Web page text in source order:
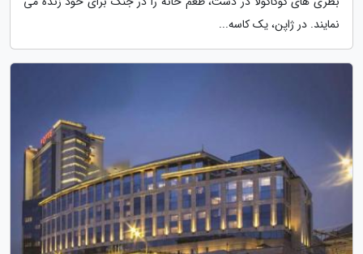
نمایند. در ژاپن، یک کاسه...